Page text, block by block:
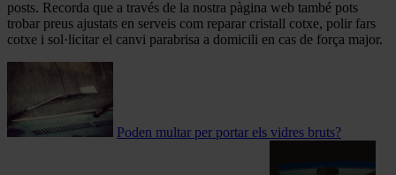
posts. Recorda que a través de la nostra pàgina web també pots
trobar preus ajustats en serveis com reparar cristall cotxe, polir fars
cotxe i sol·licitar el canvi parabrisa a domicili en cas de força major.
Poden multar per portar els vidres bruts?